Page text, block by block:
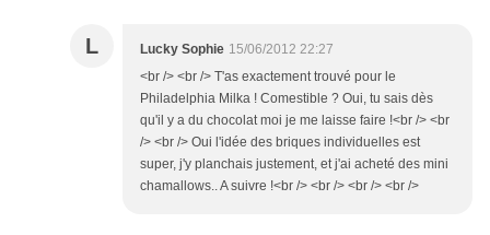
L Lucky Sophie 15/06/2012 22:27
<br /> <br /> T'as exactement trouvé pour le
Philadelphia Milka ! Comestible ? Oui, tu sais dès
qu'il y a du chocolat moi je me laisse faire !<br /> <br
/> <br /> Oui l'idée des briques individuelles est
super, j'y planchais justement, et j'ai acheté des mini
chamallows.. A suivre !<br /> <br /> <br /> <br />